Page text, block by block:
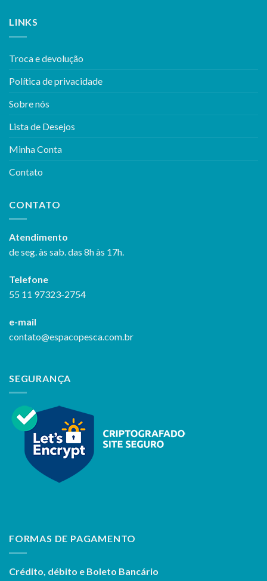
LINKS
Troca e devolução
Política de privacidade
Sobre nós
Lista de Desejos
Minha Conta
Contato
CONTATO
Atendimento
de seg. às sab. das 8h às 17h.
Telefone
55 11 97323-2754
e-mail
contato@espacopesca.com.br
SEGURANÇA
FORMAS DE PAGAMENTO
Crédito, débito e Boleto Bancário